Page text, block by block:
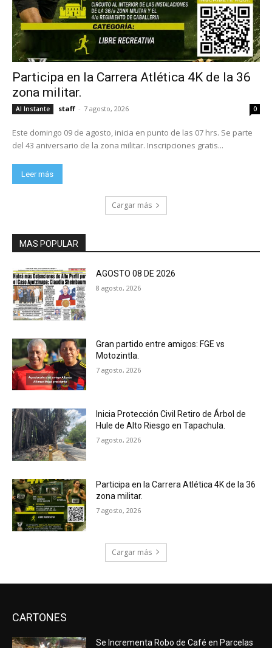
Participa en la Carrera Atlética 4K de la 36
zona militar.
Al Instante staff - 7 agosto, 2026 0
Este domingo 09 de agosto, inicia en punto de las 07 hrs. Se parte
del 43 aniversario de la zona militar. Inscripciones gratis...
Leer más
Cargar más
MAS POPULAR
AGOSTO 08 DE 2026
8 agosto, 2026
Gran partido entre amigos: FGE vs
Motozintla.
7 agosto, 2026
Inicia Protección Civil Retiro de Árbol de
Hule de Alto Riesgo en Tapachula.
7 agosto, 2026
Participa en la Carrera Atlética 4K de la 36
zona militar.
7 agosto, 2026
Cargar más
CARTONES
Se Incrementa Robo de Café en Parcelas